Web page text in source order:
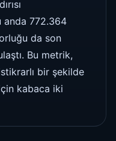
anda 772.364
da son
Bu metrik,
bir şekilde
kabaca iki